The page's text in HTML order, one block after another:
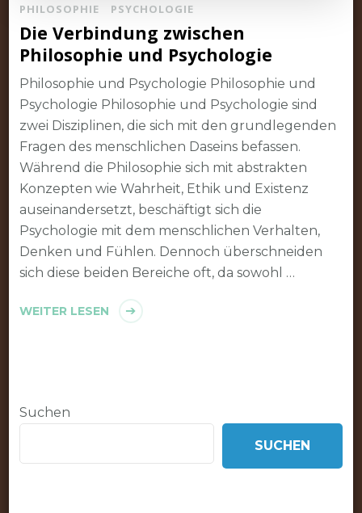
PHILOSOPHIE PSYCHOLOGIE
Die Verbindung zwischen
Philosophie und Psychologie
Philosophie und Psychologie Philosophie und
Psychologie Philosophie und Psychologie sind
zwei Disziplinen, die sich mit den grundlegenden
Fragen des menschlichen Daseins befassen.
Während die Philosophie sich mit abstrakten
Konzepten wie Wahrheit, Ethik und Existenz
auseinandersetzt, beschäftigt sich die
Psychologie mit dem menschlichen Verhalten,
Denken und Fühlen. Dennoch überschneiden
sich diese beiden Bereiche oft, da sowohl …
WEITER LESEN
Suchen
SUCHEN